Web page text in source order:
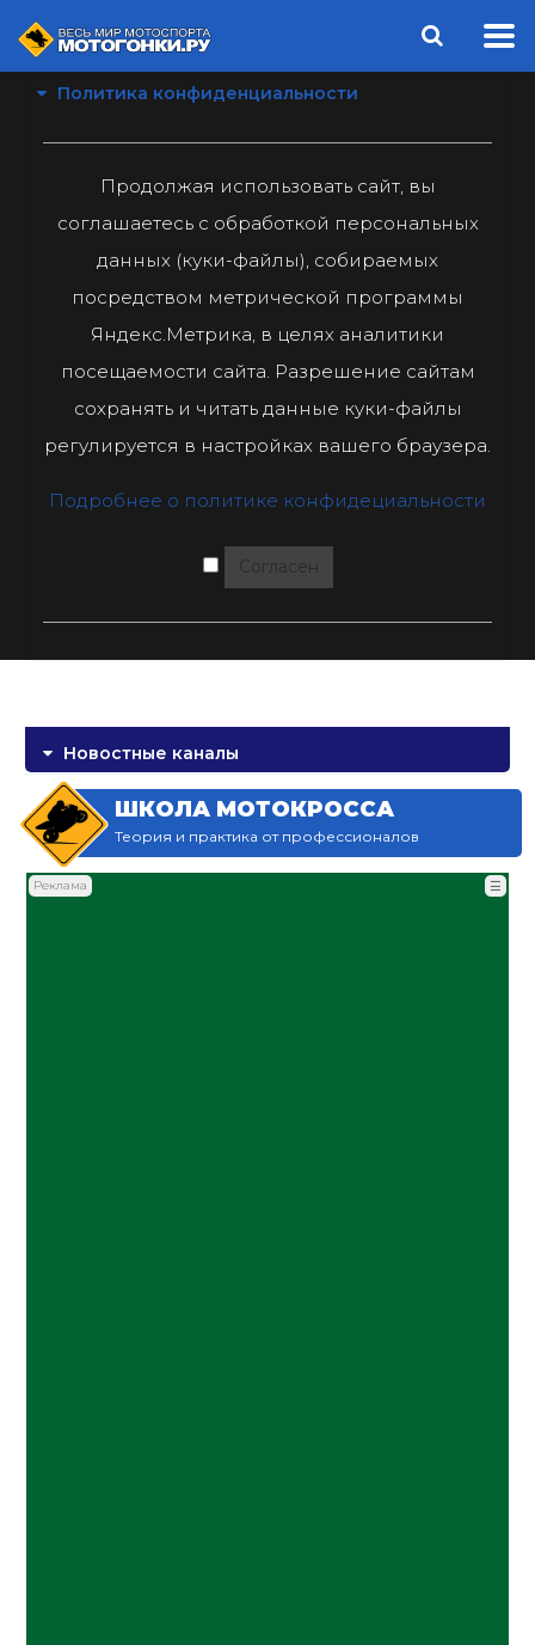
Политика конфиденциальности
Продолжая использовать сайт, вы
соглашаетесь с обработкой персональных
данных (куки-файлы), собираемых
посредством метрической программы
Яндекс.Метрика, в целях аналитики
посещаемости сайта. Разрешение сайтам
сохранять и читать данные куки-файлы
регулируется в настройках вашего браузера.
Подробнее о политике конфидециальности
Согласен
Новостные каналы
ШКОЛА МОТОКРОССА
Теория и практика от профессионалов
Реклама ☰